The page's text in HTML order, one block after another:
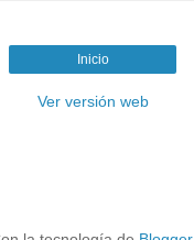
Inicio
Ver versión web